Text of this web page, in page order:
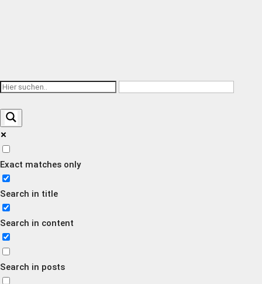
Exact matches only
Search in title
Search in content
Search in posts